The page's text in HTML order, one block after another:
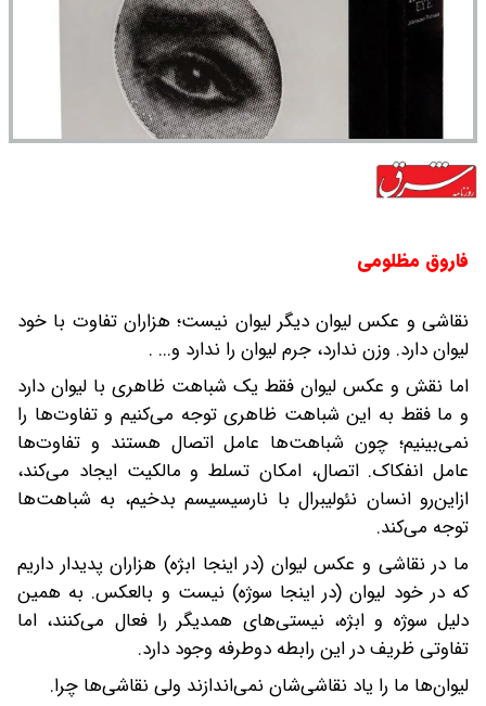
فاروق مظلومی
نقاشی و عکس لیوان دیگر لیوان نیست؛ هزاران تفاوت با خود
لیوان دارد. وزن ندارد، جرم لیوان را ندارد و... .
اما نقش و عکس لیوان فقط یک شباهت ظاهری با لیوان دارد
و ما فقط به این شباهت ظاهری توجه می‌کنیم و تفاوت‌ها را
نمی‌بینیم؛ چون شباهت‌ها عامل اتصال هستند و تفاوت‌ها
عامل انفکاک. اتصال، امکان تسلط و مالکیت ایجاد می‌کند،
از‌این‌رو انسان نئولیبرال با نارسیسیسم بدخیم، به شباهت‌ها
توجه می‌کند.
ما در نقاشی و عکس لیوان (در اینجا ابژه)‌ هزاران پدیدار داریم
که در خود لیوان (در اینجا سوژه) نیست و بالعکس‌. به همین
دلیل سوژه و ابژه، نیستی‌های همدیگر را فعال می‌کنند، اما
تفاوتی ظریف در این رابطه دو‌طرفه وجود دارد.
لیوان‌ها ما را یاد نقاشی‌شان نمی‌اندازند ولی نقاشی‌ها چرا.